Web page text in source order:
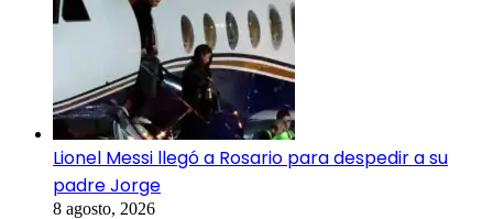
Lionel Messi llegó a Rosario para despedir a su
padre Jorge
8 agosto, 2026